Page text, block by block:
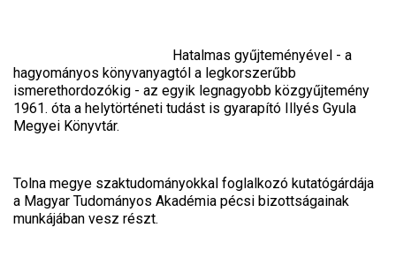
Hatalmas gyűjteményével - a
hagyományos könyvanyagtól a legkorszerűbb
ismerethordozókig - az egyik legnagyobb közgyűjtemény
1961. óta a helytörténeti tudást is gyarapító Illyés Gyula
Megyei Könyvtár.
Tolna megye szaktudományokkal foglalkozó kutatógárdája
a Magyar Tudományos Akadémia pécsi bizottságainak
munkájában vesz részt.